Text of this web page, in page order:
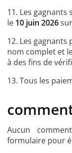
11. Les
le 10 juin 2026sur
12. Les
nom complet et
à des fins de
13. Tous les
Aucun
formulaire pour